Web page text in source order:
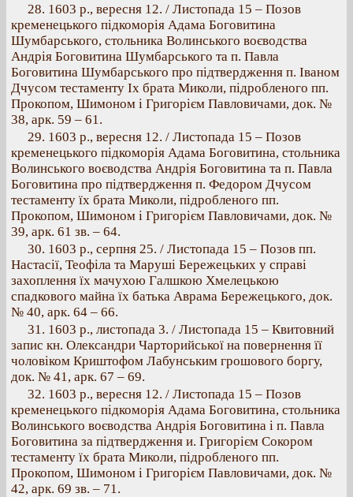
28. 1603 p., вересня 12. / Листопада 15 – Позов
кременецького підкоморія Адама Боговитина
Шумбарського, стольника Волинського воєводства
Андрія Боговитина Шумбарського та п. Павла
Боговитина Шумбарського про підтвердження п. Іваном
Дчусом тестаменту Ix брата Миколи, підробленого пп.
Прокопом, Шимоном і Григорієм Павловичами, док. №
38, арк. 59 – 61.
29. 1603 p., вересня 12. / Листопада 15 – Позов
кременецького підкоморія Адама Боговитина, стольника
Волинського воєводства Андрія Боговитина та п. Павла
Боговитина про підтвердження п. Федором Дчусом
тестаменту їх брата Миколи, підробленого пп.
Прокопом, Шимоном і Григорієм Павловичами, док. №
39, арк. 61 зв. – 64.
30. 1603 p., серпня 25. / Листопада 15 – Позов пп.
Настасії, Теофіла та Маруші Бережецьких у справі
захоплення їх мачухою Галшкою Хмелецькою
спадкового майна їх батька Аврама Бережецького, док.
№ 40, арк. 64 – 66.
31. 1603 p., листопада 3. / Листопада 15 – Квитовний
запис кн. Олександри Чарторийської на повернення її
чоловіком Криштофом Лабунським грошового боргу,
док. № 41, арк. 67 – 69.
32. 1603 p., вересня 12. / Листопада 15 – Позов
кременецького підкоморія Адама Боговитина, стольника
Волинського воєводства Андрія Боговитина і п. Павла
Боговитина за підтвердження и. Григорієм Сокором
тестаменту їх брата Миколи, підробленого пп.
Прокопом, Шимоном і Григорієм Павловичами, док. №
42, арк. 69 зв. – 71.